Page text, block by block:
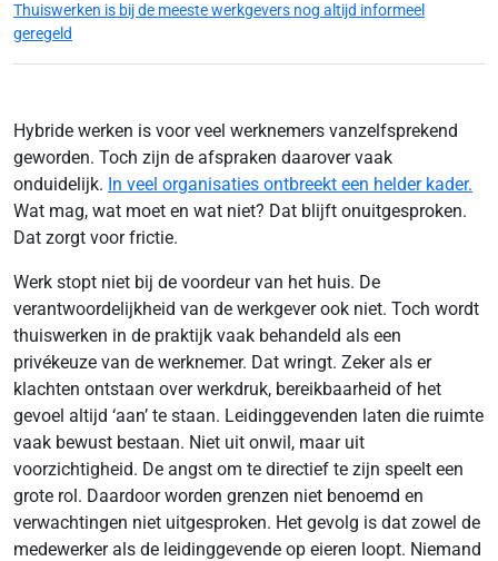
Thuiswerken is bij de meeste werkgevers nog altijd informeel
geregeld
Hybride werken is voor veel werknemers vanzelfsprekend
geworden. Toch zijn de afspraken daarover vaak
onduidelijk. In veel organisaties ontbreekt een helder kader.
Wat mag, wat moet en wat niet? Dat blijft onuitgesproken.
Dat zorgt voor frictie.
Werk stopt niet bij de voordeur van het huis. De
verantwoordelijkheid van de werkgever ook niet. Toch wordt
thuiswerken in de praktijk vaak behandeld als een
privékeuze van de werknemer. Dat wringt. Zeker als er
klachten ontstaan over werkdruk, bereikbaarheid of het
gevoel altijd ‘aan’ te staan. Leidinggevenden laten die ruimte
vaak bewust bestaan. Niet uit onwil, maar uit
voorzichtigheid. De angst om te directief te zijn speelt een
grote rol. Daardoor worden grenzen niet benoemd en
verwachtingen niet uitgesproken. Het gevolg is dat zowel de
medewerker als de leidinggevende op eieren loopt. Niemand